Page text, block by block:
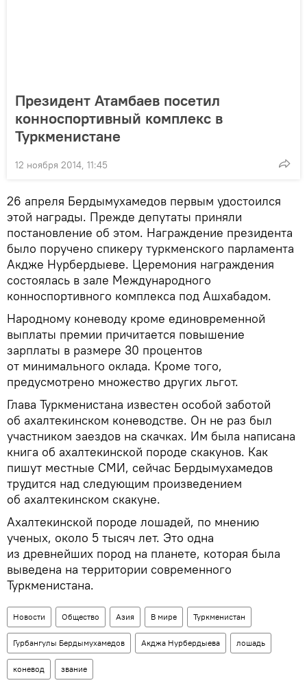
Президент Атамбаев посетил
конноспортивный комплекс в
Туркменистане
12 ноября 2014, 11:45
26 апреля Бердымухамедов первым удостоился
этой награды. Прежде депутаты приняли
постановление об этом. Награждение президента
было поручено спикеру туркменского парламента
Акдже Нурбердыеве. Церемония награждения
состоялась в зале Международного
конноспортивного комплекса под Ашхабадом.
Народному коневоду кроме единовременной
выплаты премии причитается повышение
зарплаты в размере 30 процентов
от минимального оклада. Кроме того,
предусмотрено множество других льгот.
Глава Туркменистана известен особой заботой
об ахалтекинском коневодстве. Он не раз был
участником заездов на скачках. Им была написана
книга об ахалтекинской породе скакунов. Как
пишут местные СМИ, сейчас Бердымухамедов
трудится над следующим произведением
об ахалтекинском скакуне.
Ахалтекинской породе лошадей, по мнению
ученых, около 5 тысяч лет. Это одна
из древнейших пород на планете, которая была
выведена на территории современного
Туркменистана.
Новости Общество Азия В мире Туркменистан
Гурбангулы Бердымухамедов Акджа Нурбердыева лошадь
коневод звание